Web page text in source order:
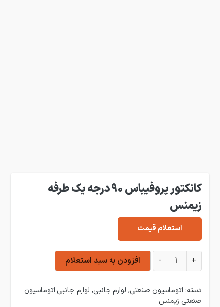
کانکتور پروفیباس 90 درجه یک طرفه
زیمنس
استعلام قیمت
کانکتور پروفیباس 90 درجه یک طرفه زیمنس عدد
+
- افزودن به سبد استعلام
دسته: اتوماسیون صنعتی, لوازم جانبی, لوازم جانبی اتوماسیون
صنعتی زیمنس